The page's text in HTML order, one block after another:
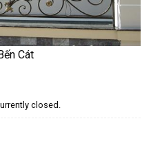
Cát
closed.